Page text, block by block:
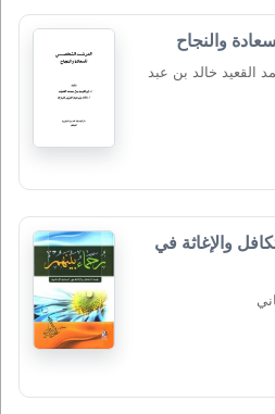
والنجاح
القعيد خالد بن عبد